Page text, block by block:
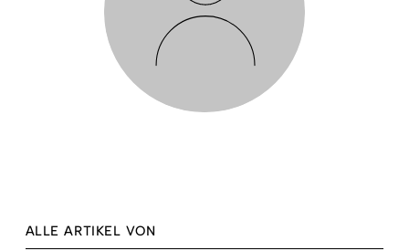
ALLE ARTIKEL VON